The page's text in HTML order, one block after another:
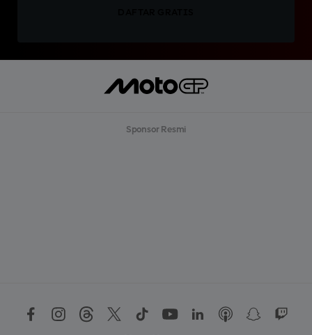
Sponsor Resmi